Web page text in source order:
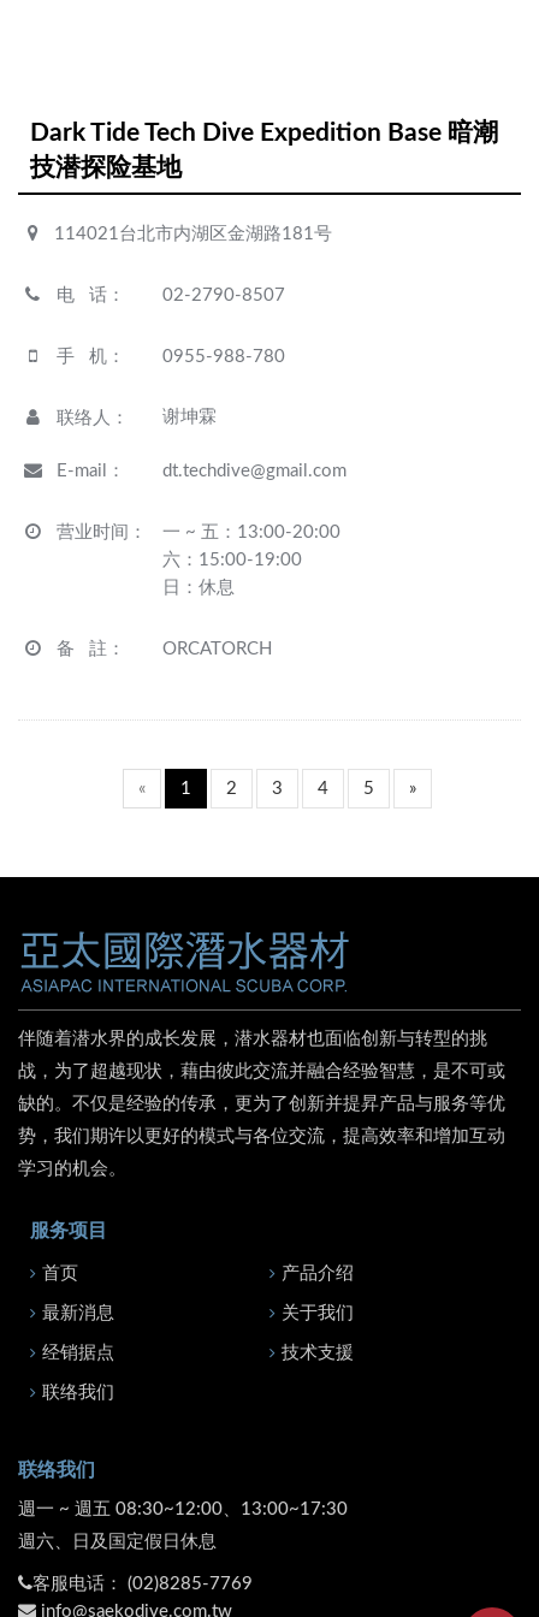
Dark Tide Tech Dive Expedition Base 暗潮
技潜探险基地
114021台北市内湖区金湖路181号
电 话： 02-2790-8507
手 机： 0955-988-780
联络人 ： 谢坤霖
E-mail ： dt.techdive@gmail.com
营业时间 ：
一 ~ 五：13:00-20:00
六：15:00-19:00
日：休息
备 註 ： ORCATORCH
« 1 2 3 4 5 »
伴随着潜水界的成长发展，潜水器材也面临创新与转型的挑
战，为了超越现状，藉由彼此交流并融合经验智慧，是不可或
缺的。不仅是经验的传承，更为了创新并提昇产品与服务等优
势，我们期许以更好的模式与各位交流，提高效率和增加互动
学习的机会。
服务项目
首页 产品介绍
最新消息 关于我们
经销据点 技术支援
联络我们
联络我们
週一 ~ 週五 08:30~12:00、13:00~17:30
週六、日及国定假日休息
客服电话： (02)8285-7769
info@saekodive.com.tw